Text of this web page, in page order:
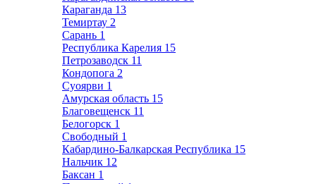
Караганда 13
Темиртау 2
Сарань 1
Республика Карелия 15
Петрозаводск 11
Кондопога 2
Суоярви 1
Амурская область 15
Благовещенск 11
Белогорск 1
Свободный 1
Кабардино-Балкарская Республика 15
Нальчик 12
Баксан 1